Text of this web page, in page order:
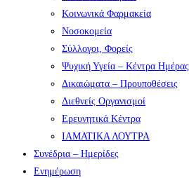
Κοινωνικά Φαρμακεία
Νοσοκομεία
Σύλλογοι, Φορείς
Ψυχική Υγεία – Κέντρα Ημέρας
Δικαιώματα – Προυποθέσεις
Διεθνείς Οργανισμοί
Ερευνητικά Κέντρα
ΙΑΜΑΤΙΚΑ ΛΟΥΤΡΑ
Συνέδρια – Ημερίδες
Ενημέρωση